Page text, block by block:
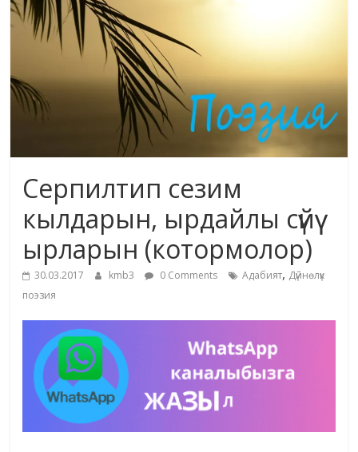
маданияты
жана
адабияты
Серпилтип сезим
кылдарын, ырдайлы сүйүү
ырларын (котормолор)
30.03.2017 kmb3 0 Comments Адабият, Дүйнөлүк
поэзия